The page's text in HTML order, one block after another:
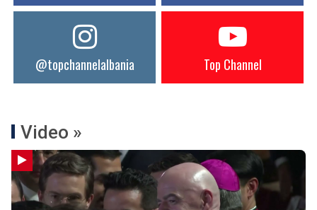
@topchannelalbania Top Channel
Video »